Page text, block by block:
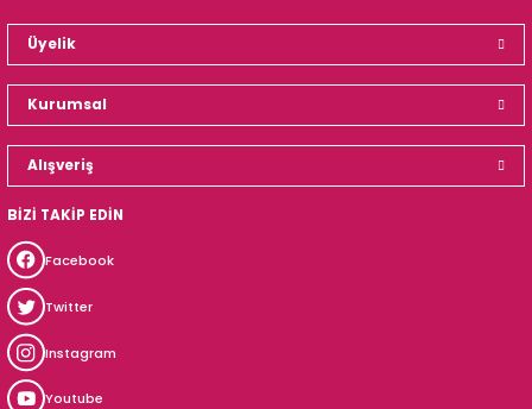
Üyelik
Kurumsal
Alışveriş
BİZİ TAKİP EDİN
Facebook
Twitter
Instagram
Youtube